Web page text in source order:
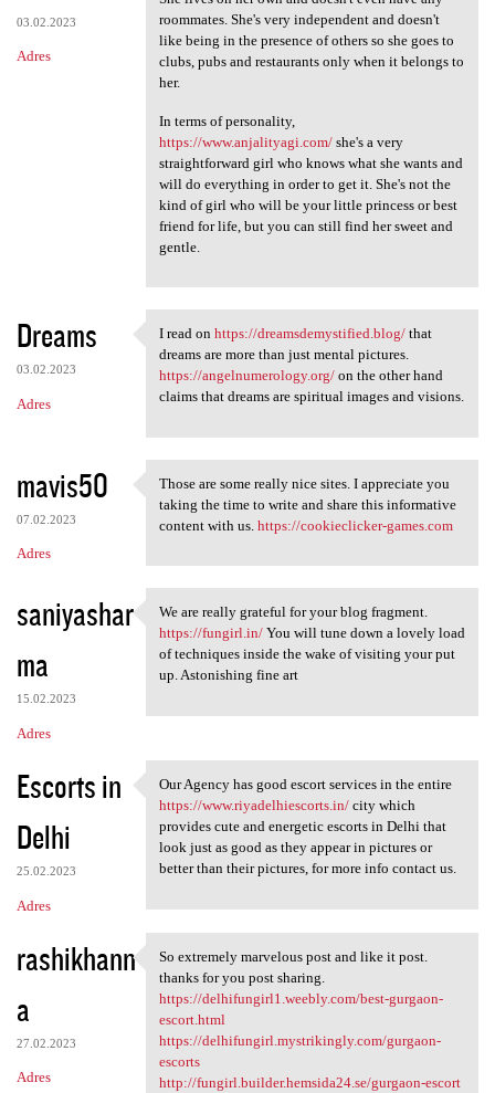
03.02.2023
Adres
roommates. She's very independent and doesn't
like being in the presence of others so she goes to
clubs, pubs and restaurants only when it belongs to
her.
In terms of personality,
https://www.anjalityagi.com/she's a very
straightforward girl who knows what she wants and
will do everything in order to get it. She's not the
kind of girl who will be your little princess or best
friend for life, but you can still find her sweet and
gentle.
Dreams
03.02.2023
Adres
I read on https:/
I read on https://dreamsdemystified.blog/that
dreams are more than just mental pictures.
https://angelnumerology.org/on the other hand
claims that dreams are spiritual images and visions.
mavis50
07.02.2023
Adres
Those are some really nice
Those are some really nice sites. I appreciate you
taking the time to write and share this informative
content with us. https://cookieclicker-games.com
saniyashar
ma
15.02.2023
Adres
We are really grateful for
We are really grateful for your blog fragment.
https://fungirl.in/You will tune down a lovely load
of techniques inside the wake of visiting your put
up. Astonishing fine art
Escorts in
Delhi
25.02.2023
Adres
Our Agency has good escort
Our Agency has good escort services in the entire
https://www.riyadelhiescorts.in/city which
provides cute and energetic escorts in Delhi that
look just as good as they appear in pictures or
better than their pictures, for more info contact us.
rashikhann
a
27.02.2023
Adres
So extremely marvelous post
So extremely marvelous post and like it post.
thanks for you post sharing.
https://delhifungirl1.weebly.com/best-gurgaon-
escort.html
https://delhifungirl.mystrikingly.com/gurgaon-
escorts
http://fungirl.builder.hemsida24.se/gurgaon-escort